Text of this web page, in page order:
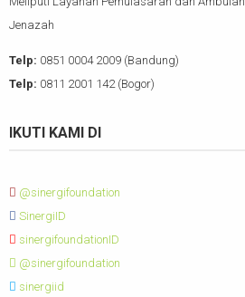
Jenazah
Telp: 0851 0004 2009 (Bandung)
Telp: 0811 2001 142 (Bogor)
IKUTI KAMI DI
@sinergifoundation
SinergiID
sinergifoundationID
@sinergifoundation
sinergiid